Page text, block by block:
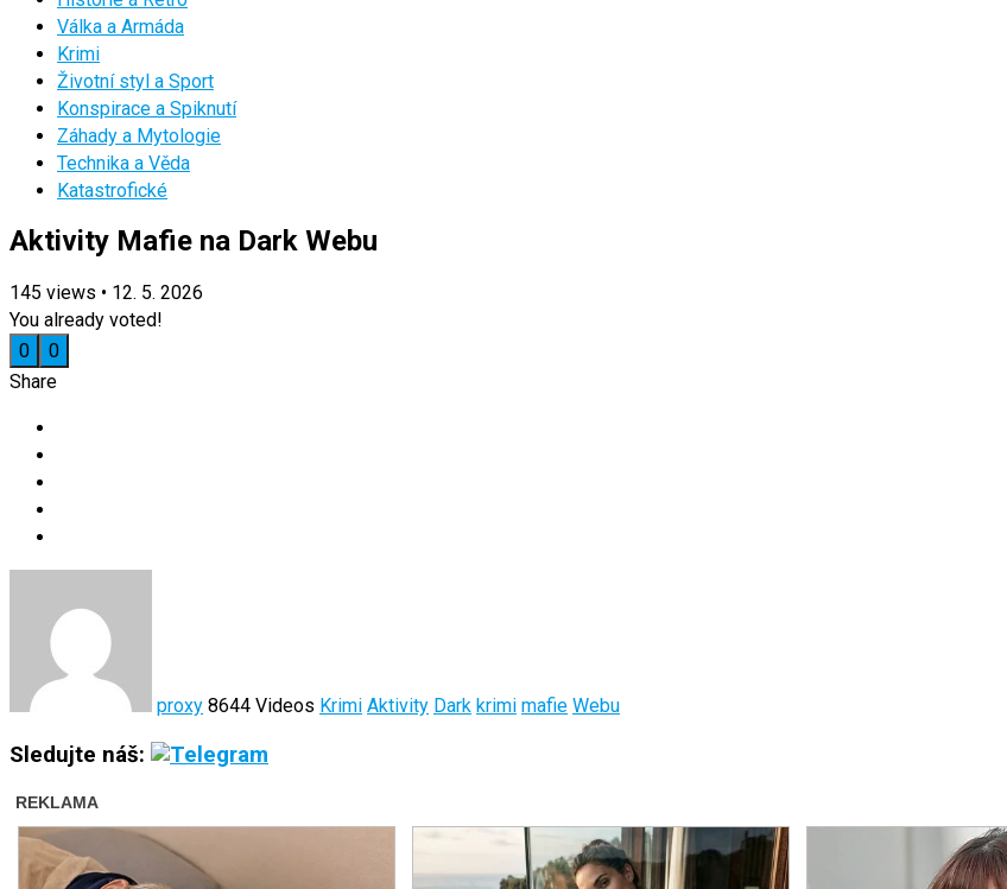
Válka a Armáda
Krimi
Životní styl a Sport
Konspirace a Spiknutí
Záhady a Mytologie
Technika a Věda
Katastrofické
Aktivity Mafie na Dark Webu
145 views • 12. 5. 2026
You already voted!
0
0
Share
proxy 8644 Videos Krimi Aktivity Dark krimi mafie Webu
Sledujte náš: